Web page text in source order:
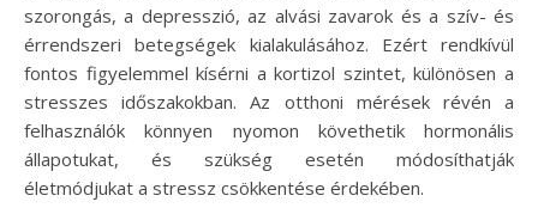
szorongás, a depresszió, az alvási zavarok és a szív- és
érrendszeri betegségek kialakulásához. Ezért rendkívül
fontos figyelemmel kísérni a kortizol szintet, különösen a
stresszes időszakokban. Az otthoni mérések révén a
felhasználók könnyen nyomon követhetik hormonális
állapotukat, és szükség esetén módosíthatják
életmódjukat a stressz csökkentése érdekében.